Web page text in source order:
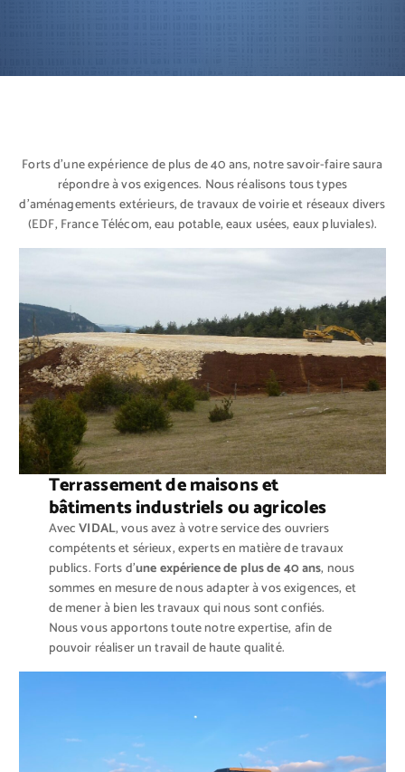
Forts d’une expérience de plus de 40 ans, notre savoir-faire saura
répondre à vos exigences. Nous réalisons tous types
d’aménagements extérieurs, de travaux de voirie et réseaux divers
(EDF, France Télécom, eau potable, eaux usées, eaux pluviales).
Terrassement de maisons et
bâtiments industriels ou agricoles
AvecVIDAL, vous avez à votre service des ouvriers
compétents et sérieux, experts en matière de travaux
publics. Forts d’une expérience de plus de 40 ans, nous
sommes en mesure de nous adapter à vos exigences, et
de mener à bien les travaux qui nous sont confiés.
Nous vous apportons toute notre expertise, afin de
pouvoir réaliser un travail de haute qualité.